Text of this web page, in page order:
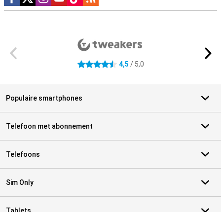
4.5 sterren 4,5 / 5,0
Populaire smartphones
Telefoon met abonnement
Telefoons
Sim Only